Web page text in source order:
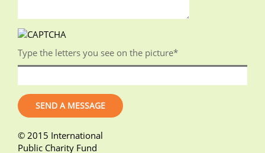
Type the letters you see on the picture*
© 2015 International
Public Charity Fund